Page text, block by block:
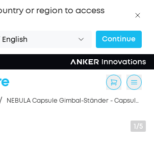
or region to access
Continue
/ NEBULA Capsule Gimbal-Ständer - Capsule Serie
1/5